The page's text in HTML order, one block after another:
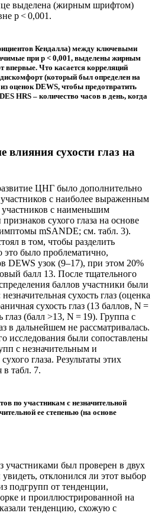
выделена (жирным шрифтом)
p < 0,001.
Кендалла) между ключевыми
при p < 0,001, выделены жирным
впервые. Что касается корреляций
(который был определен на
оценок DEWS, чтобы предотвратить
HRS – количество часов в день, когда
влияния сухости глаз на
ЦНГ было дополнительно
с наиболее выраженным
участников с наименьшим
сухого глаза на основе
mSANDE; см. табл. 3).
в том, чтобы разделить
это было проблематично,
DEWS узок (9–17), при этом 20%
балл 13. После тщательного
баллов участники были
сухость глаз (оценка
сухость глаз (13 баллов, N =
глаз (балл >13, N = 19). Группа с
в дальнейшем не рассматривалась.
исследования были сопоставлены
с незначительным и
глаза. Результаты этих
в табл. 7.
по участникам с незначительной
ее степенью (на основе
был проверен в двух
отклонился ли этот выбор
подгрупп от тенденции,
и проиллюстрированной на
тенденцию, схожую с